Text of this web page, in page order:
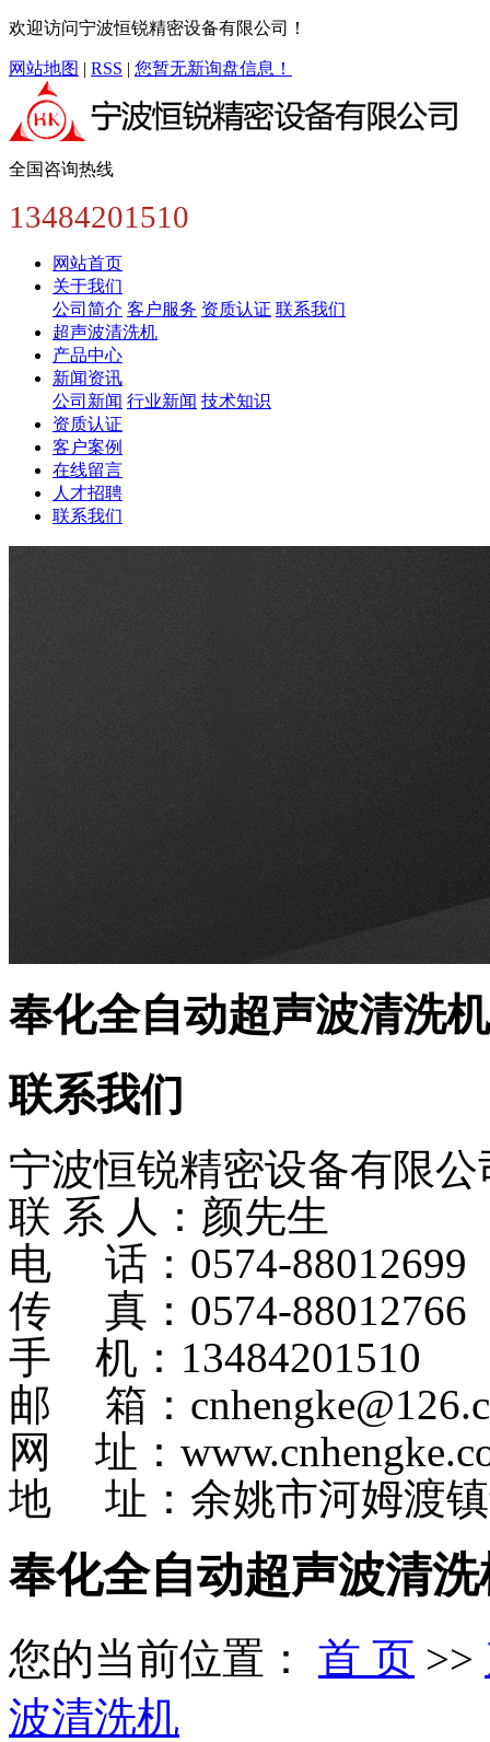
欢迎访问宁波恒锐精密设备有限公司！
网站地图 | RSS | 您暂无新询盘信息！
全国咨询热线
13484201510
网站首页
关于我们
公司简介 客户服务 资质认证 联系我们
超声波清洗机
产品中心
新闻资讯
公司新闻 行业新闻 技术知识
资质认证
客户案例
在线留言
人才招聘
联系我们
奉化全自动超声波清洗机
联系我们
宁波恒锐精密设备有限公
联 系 人：颜先生
电 话：0574-88012699
传 真：0574-88012766
手 机：13484201510
邮 箱：
网 址：
地 址：余姚市河姆渡镇
奉化全自动超声波清洗
您的当前位置： 首 页 >>
波清洗机